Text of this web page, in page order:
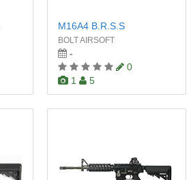
M16A4 B.R.S.S
BOLT AIRSOFT
-
0
1
5